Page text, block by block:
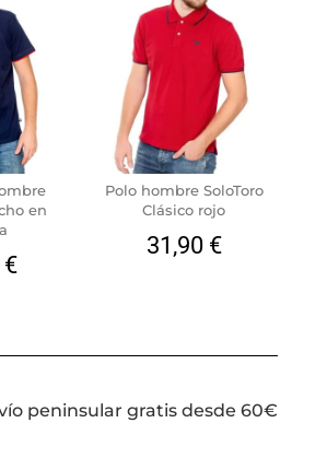
en
€
Polo hombre SoloToro
Clásico rojo
31,90 €
peninsular gratis desde 60€